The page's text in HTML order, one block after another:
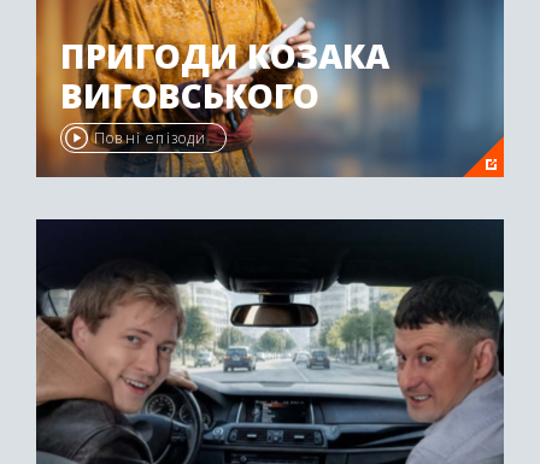
ПРИГОДИ КОЗАКА
ВИГОВСЬКОГО
Повні епізоди